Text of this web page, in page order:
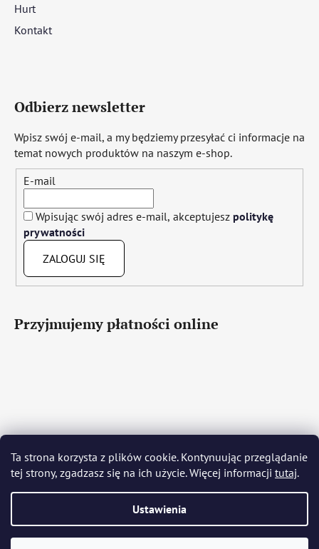
Ta strona korzysta z plików cookie. Kontynuując przeglądanie
tej strony, zgadzasz się na ich użycie. Więcej informacji tutaj.
Ustawienia
Hurt
Kontakt
Odbierz newsletter
Wpisz swój e-mail, a my będziemy przesyłać ci informacje na
temat nowych produktów na naszym e-shop.
E-mail
Wpisując swój adres e-mail, akceptujesz politykę
prywatności
ZALOGUJ SIĘ
Przyjmujemy płatności online
Język polski Română Italiano Español
Français
Português Български Hrvatski Slovenščina Srpski
Nederlands Українська Ελληνικά Svenska Dansk